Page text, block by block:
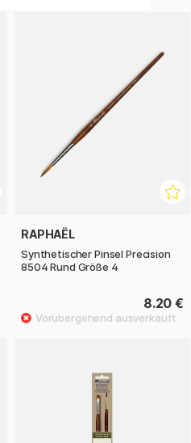
RAPHAËL
Synthetischer Pinsel Precision
8504 Rund Größe 4
8.20 €